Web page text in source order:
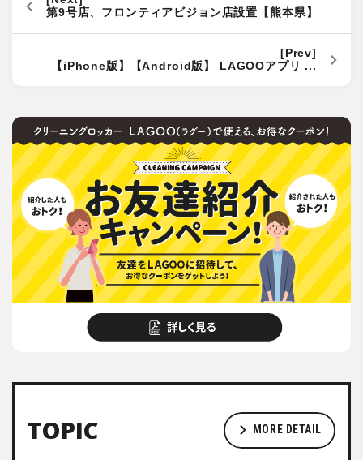
第9号店、フロンティアビジョン店設置【熊本県】
【iPhone版】【Android版】 LAGOOアプリ ...
TOPIC MORE DETAIL